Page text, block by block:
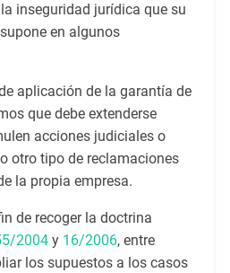
inseguridad jurídica que su
en algunos
aplicación de la garantía de
que debe extenderse
acciones judiciales o
otro tipo de reclamaciones
la propia empresa.
de recoger la doctrina
2004y 16/2006, entre
los supuestos a los casos